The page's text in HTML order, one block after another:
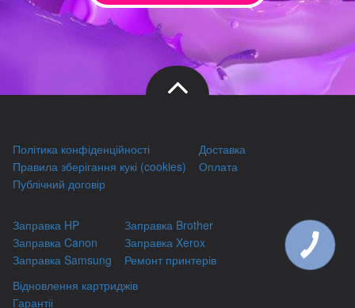
Політика конфіденційності
Правила зберігання кукі (cookies)
Публічний договір
Доставка
Оплата
Заправка HP
Заправка Canon
Заправка Samsung
Заправка Brother
Заправка Xerox
Ремонт принтерів
Відновлення картриджів
Гарантіі